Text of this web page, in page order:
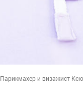
Парикмахер и визажист